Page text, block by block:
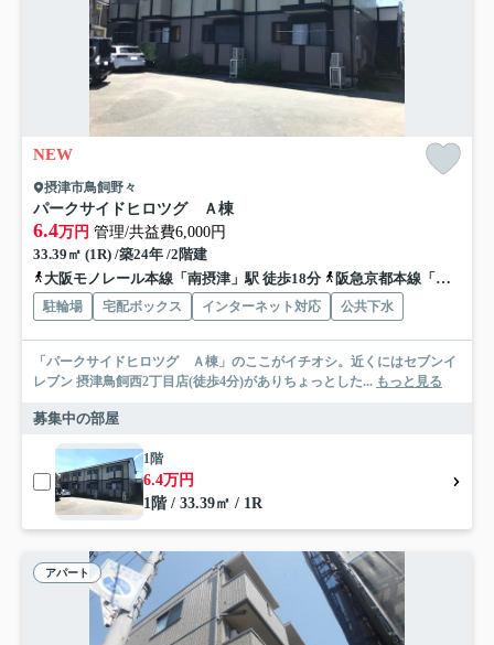
NEW
摂津市鳥飼野々
パークサイドヒロツグ Ａ棟
6.4万円 管理/共益費6,000円
33.39㎡ (1R) /築24年 /2階建
大阪モノレール本線「南摂津」駅 徒歩18分
阪急京都本線「摂津市」駅 徒歩51分
駐輪場 宅配ボックス インターネット対応 公共下水
「パークサイドヒロツグ Ａ棟」のここがイチオシ。近くにはセブンイ
レブン 摂津鳥飼西2丁目店(徒歩4分)がありちょっとした... もっと見る
募集中の部屋
1階
6.4万円
1階 / 33.39㎡ / 1R
アパート